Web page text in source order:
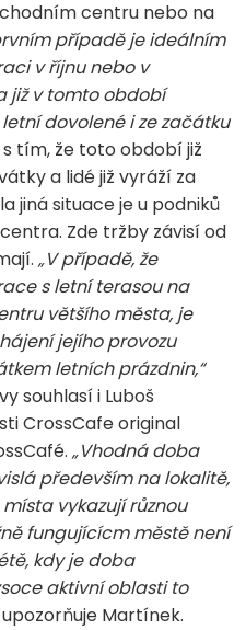
centru nebo na
případě je ideálním
v říjnu nebo v
již v tomto období
dovolené i ze začátku
tím, že toto období již
a lidé již vyráží za
jiná situace je u podniků
Zde tržby závisí od
„V případě, že
s letní terasou na
většího města, je
jejího provozu
letních prázdnin,“
souhlasí i Luboš
CrossCafe original
„Vhodná doba
především na lokalitě,
vykazují různou
fungujícícm městě není
kdy je doba
aktivní oblasti to
Martínek.